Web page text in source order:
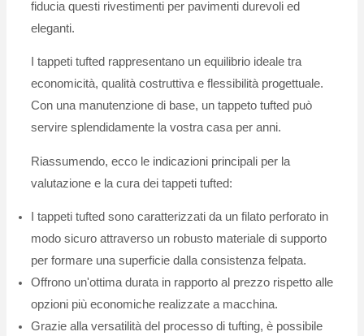
fiducia questi rivestimenti per pavimenti durevoli ed
eleganti.
I tappeti tufted rappresentano un equilibrio ideale tra
economicità, qualità costruttiva e flessibilità progettuale.
Con una manutenzione di base, un tappeto tufted può
servire splendidamente la vostra casa per anni.
Riassumendo, ecco le indicazioni principali per la
valutazione e la cura dei tappeti tufted:
I tappeti tufted sono caratterizzati da un filato perforato in
modo sicuro attraverso un robusto materiale di supporto
per formare una superficie dalla consistenza felpata.
Offrono un'ottima durata in rapporto al prezzo rispetto alle
opzioni più economiche realizzate a macchina.
Grazie alla versatilità del processo di tufting, è possibile